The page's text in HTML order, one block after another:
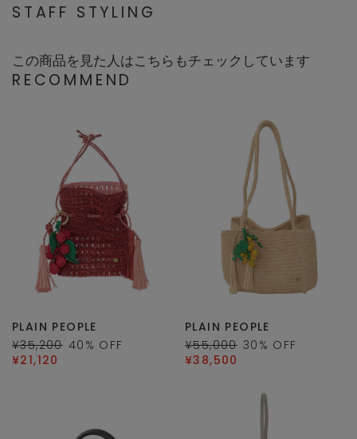
STAFF STYLING
この商品を見た人はこちらもチェックしています
RECOMMEND
PLAIN PEOPLE
¥35,200 40 % OFF
¥21,120
PLAIN PEOPLE
¥55,000 30 % OFF
¥38,500